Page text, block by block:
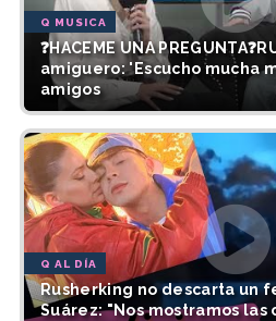
Q MUSICA
❓HACEME UNA
amiguero: 'Escucho mucha
amigos
Q AL DÍA
Rusherking no descarta un
Suárez: "Nos mostramos las